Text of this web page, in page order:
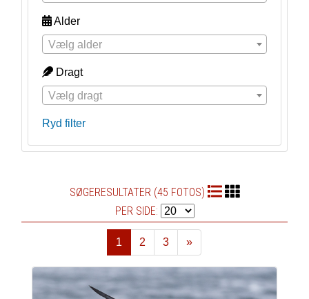
Alder
Vælg alder
Dragt
Vælg dragt
Ryd filter
SØGERESULTATER (45 FOTOS)
PER SIDE:
1 2 3
»
Næste